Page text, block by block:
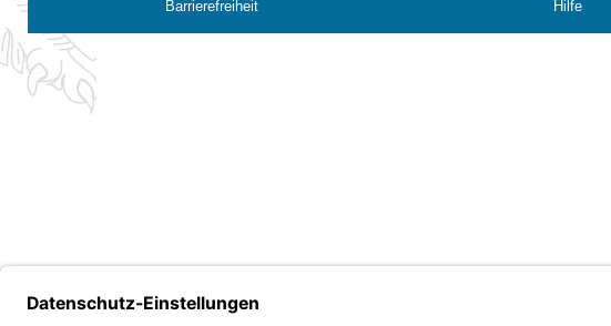
Barrierefreiheit
Hilfe